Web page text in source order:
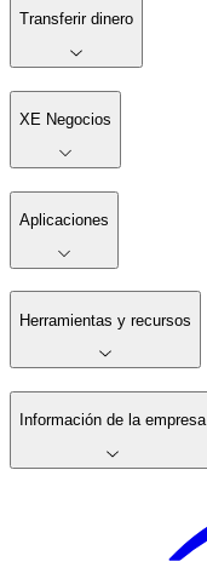
Transferir dinero
XE Negocios
Aplicaciones
Herramientas y recursos
Información de la empresa